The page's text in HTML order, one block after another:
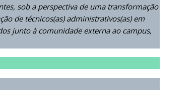
sob a perspectiva de uma transformação
de técnicos(as) administrativos(as) em
junto à comunidade externa ao campus,